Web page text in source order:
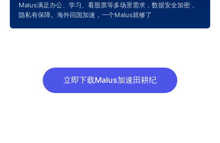
Malus满足办公、学习、看股票等多场景需求，数据安全加密，
隐私有保障。海外回国加速，一个Malus就够了
立即下载Malus加速田耕纪